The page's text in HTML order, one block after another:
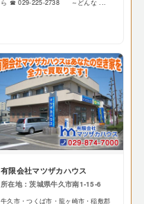
ら ☎ 029-225-2738 ～どんな ...
有限会社マツザカハウス
所在地：茨城県牛久市南1-15-6
牛久市・つくば市・龍ヶ崎市・稲敷郡